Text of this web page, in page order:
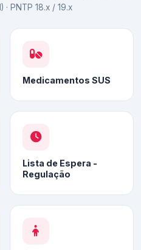
· PNTP 18.x / 19.x
Medicamentos SUS
Lista de Espera -
Regulação